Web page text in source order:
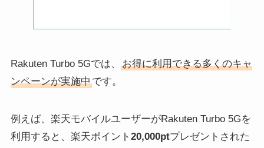
Rakuten Turbo 5Gでは、
お得に利用できる多くのキャ
ンペーンが実施中です。
例えば、楽天モバイルユーザーがRakuten Turbo 5Gを
利用すると、楽天ポイント 20,000ptプレゼントされた